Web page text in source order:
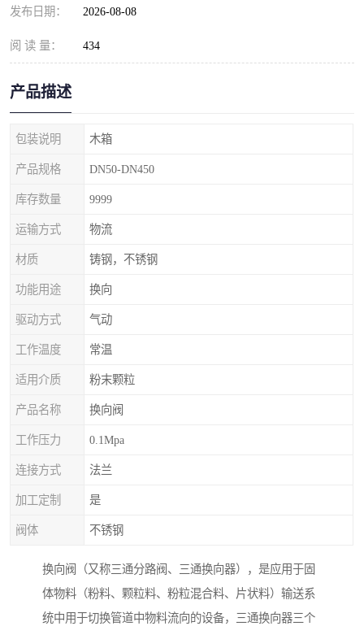
发布日期： 2026-08-08
阅 读 量： 434
产品描述
包装说明 木箱
产品规格 DN50-DN450
库存数量 9999
运输方式 物流
材质 铸钢，不锈钢
功能用途 换向
驱动方式 气动
工作温度 常温
适用介质 粉末颗粒
产品名称 换向阀
工作压力 0.1Mpa
连接方式 法兰
加工定制 是
阀体 不锈钢
换向阀（又称三通分路阀、三通换向器），是应用于固
体物料（粉料、颗粒料、粉粒混合料、片状料）输送系
统中用于切换管道中物料流向的设备，三通换向器三个